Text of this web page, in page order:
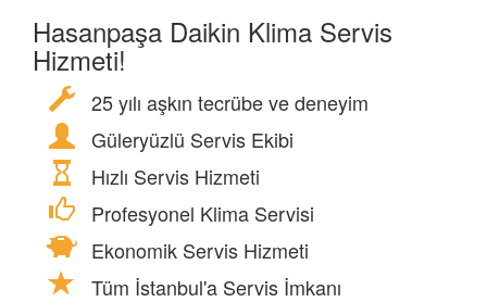
Hasanpaşa Daikin Klima Servis
Hizmeti!
25 yılı aşkın tecrübe ve deneyim
Güleryüzlü Servis Ekibi
Hızlı Servis Hizmeti
Profesyonel Klima Servisi
Ekonomik Servis Hizmeti
Tüm İstanbul'a Servis İmkanı